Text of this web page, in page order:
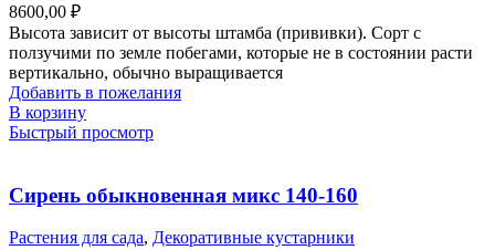
8600,00 ₽
Высота зависит от высоты штамба (прививки). Сорт с
ползучими по земле побегами, которые не в состоянии расти
вертикально, обычно выращивается
Добавить в пожелания
В корзину
Быстрый просмотр
Сирень обыкновенная микс 140-160
Растения для сада, Декоративные кустарники